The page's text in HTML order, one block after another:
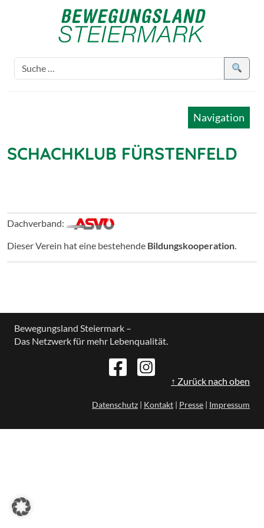
Navigation
SCHACHKLUB FÜRSTENFELD
Dachverband:
Dieser Verein hat eine bestehende Bildungskooperation
Bewegungsland Steiermark –
Das Netzwerk für mehr Lebenqualität.
↑ Zurück nach oben
Datenschutz | Kontakt | Presse | Impressum